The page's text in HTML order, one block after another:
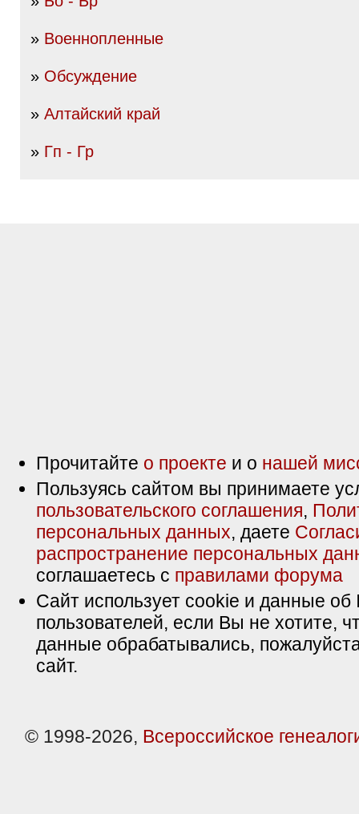
» Военнопленные
» Обсуждение
» Алтайский край
» Гп - Гр
Прочитайте о проекте и о нашей
Пользуясь сайтом вы принимаете
пользовательского соглашения,
персональных данных, даете
распространение персональных
соглашаетесь с правилами форума
Сайт использует cookie и данные об
пользователей, если Вы не хотите,
данные обрабатывались,
сайт.
© 1998-2026, Всероссийское